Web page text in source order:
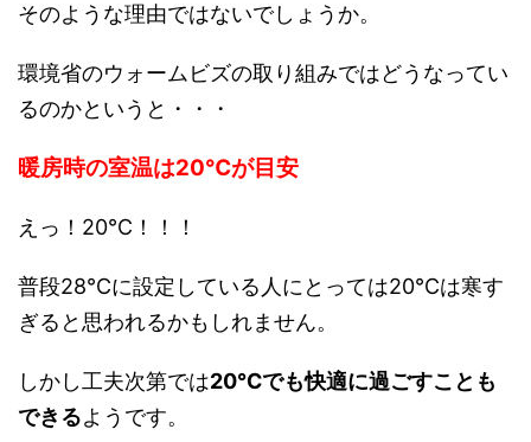
そのような理由ではないでしょうか。
環境省のウォームビズの取り組みではどうなってい
るのかというと・・・
暖房時の室温は20℃が目安
えっ！20℃！！！
普段28℃に設定している人にとっては20℃は寒す
ぎると思われるかもしれません。
しかし工夫次第では20℃でも快適に過ごすことも
できるようです。